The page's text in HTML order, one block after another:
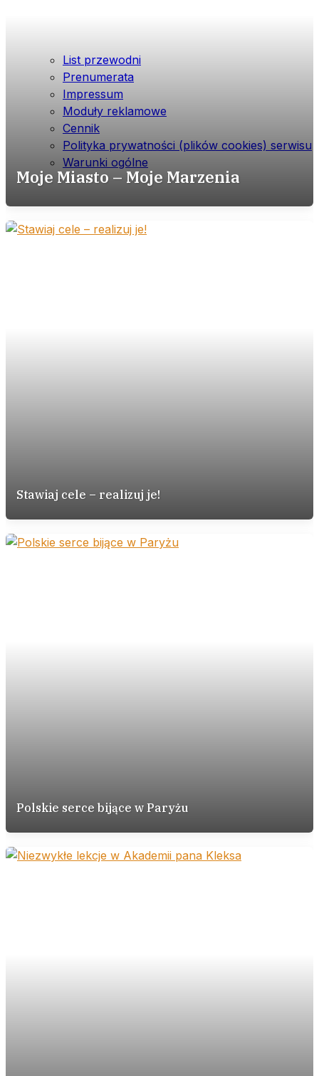
List przewodni
Prenumerata
Impressum
Moduły reklamowe
Cennik
Polityka prywatności (plików cookies) serwisu
Warunki ogólne
Moje Miasto – Moje Marzenia
Stawiaj cele – realizuj je!
Polskie serce bijące w Paryżu